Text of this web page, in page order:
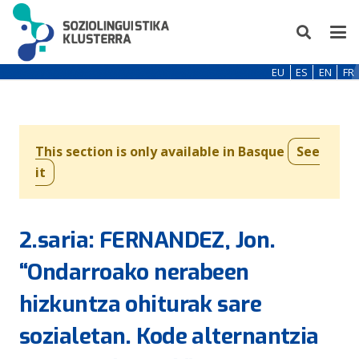
EU ES EN FR
This section is only available in Basque
See
it
2.saria: FERNANDEZ, Jon.
“Ondarroako nerabeen
hizkuntza ohiturak sare
sozialetan. Kode alternantzia